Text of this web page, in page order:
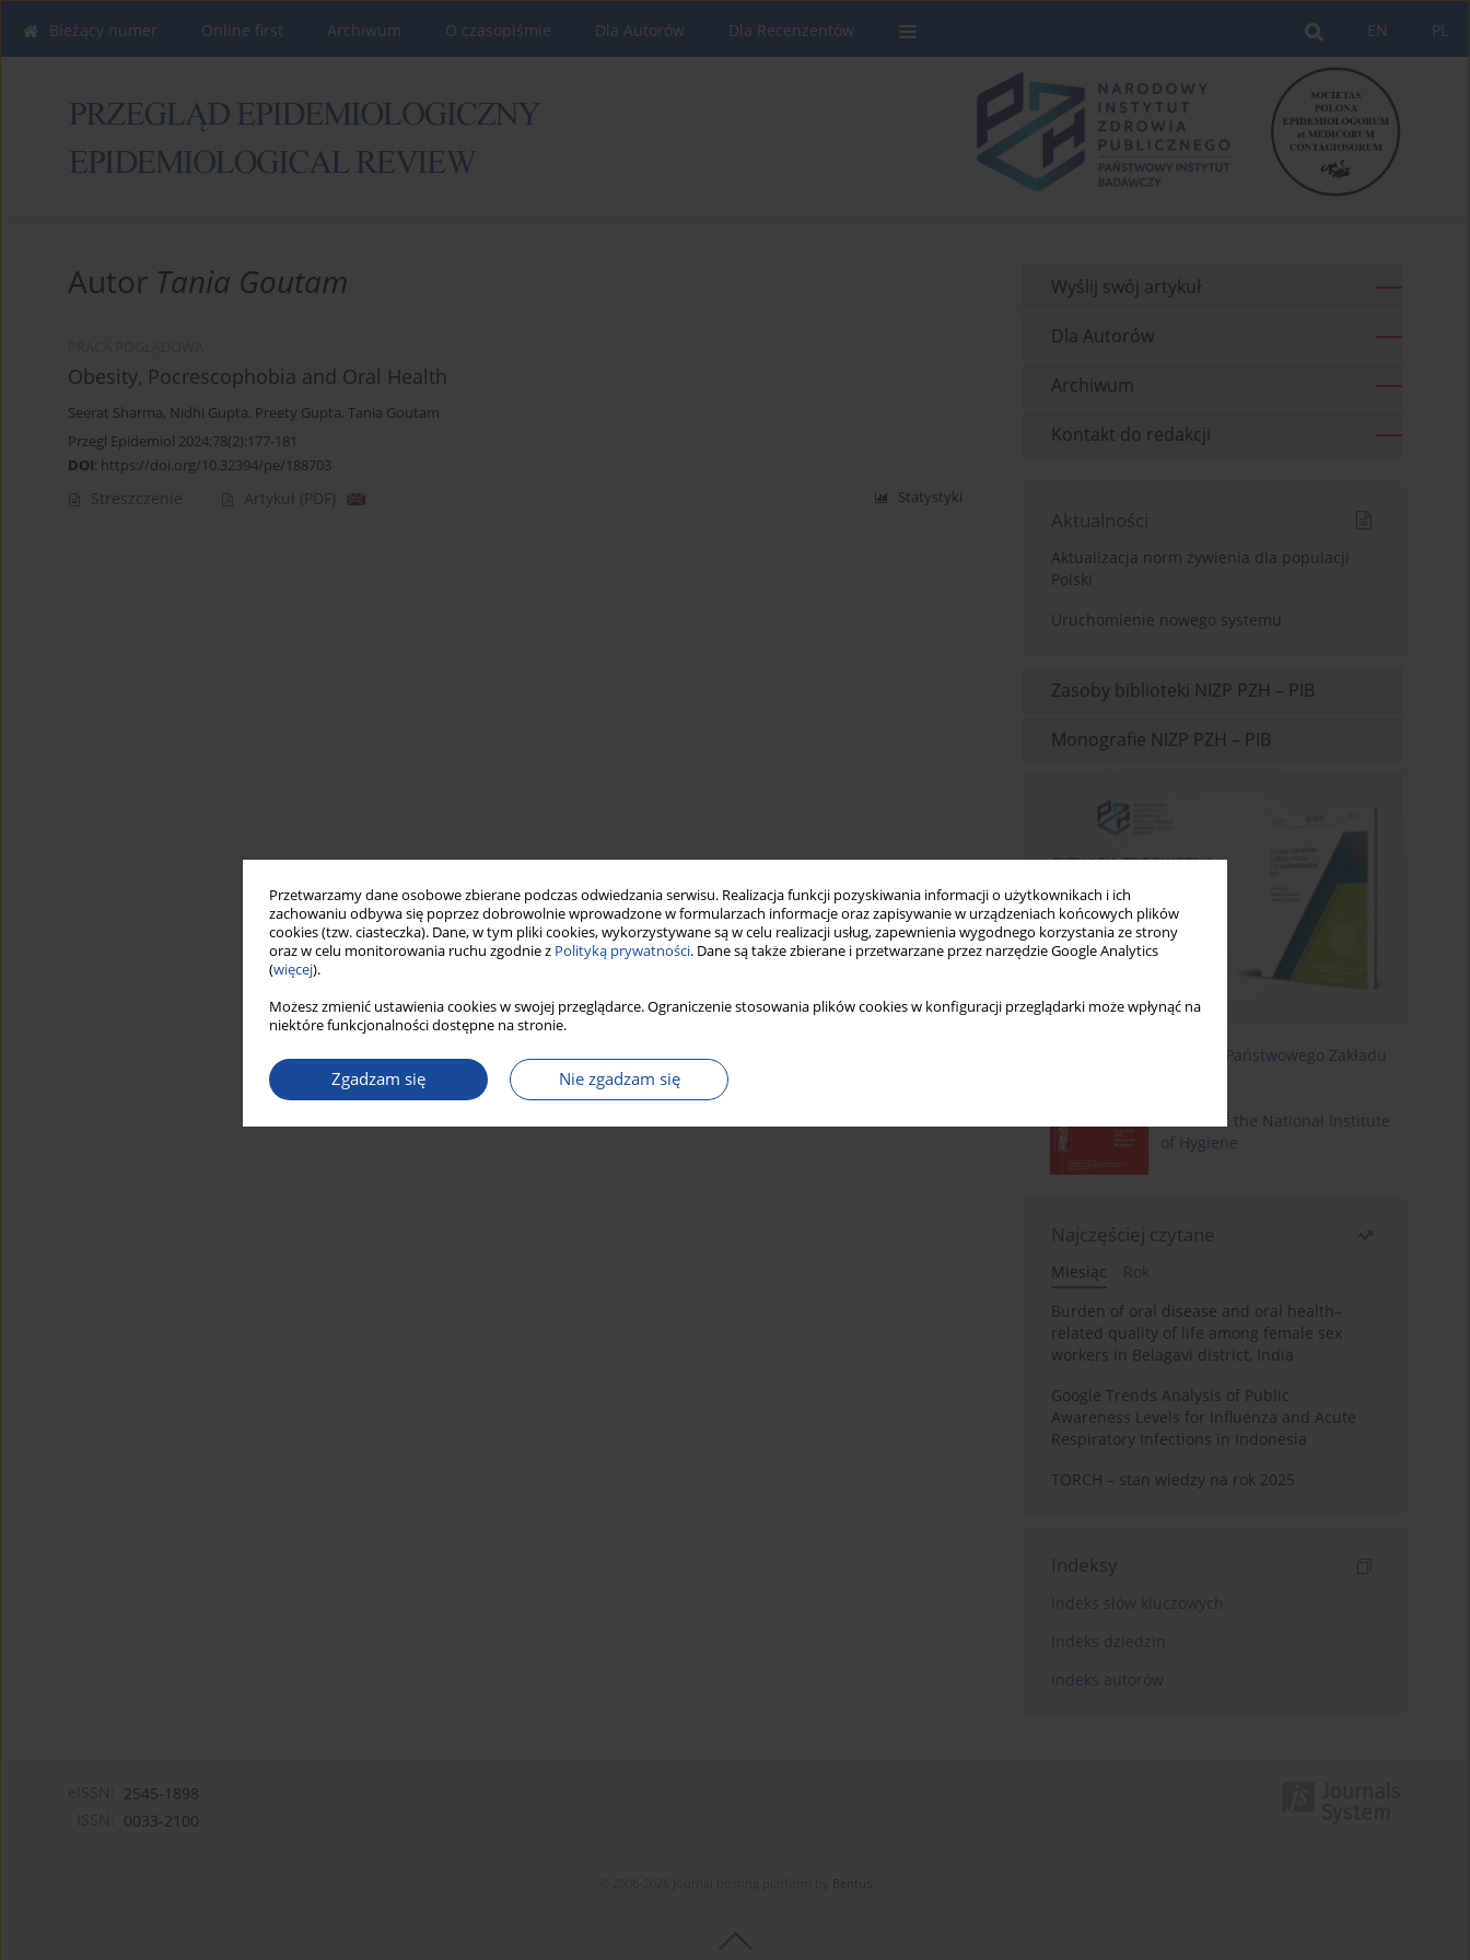
Przetwarzamy dane osobowe zbierane podczas odwiedzania serwisu. Realizacja funkcji pozyskiwania informacji o użytkownikach i ich
zachowaniu odbywa się poprzez dobrowolnie wprowadzone w formularzach informacje oraz zapisywanie w urządzeniach końcowych plików
cookies (tzw. ciasteczka). Dane, w tym pliki cookies, wykorzystywane są w celu realizacji usług, zapewnienia wygodnego korzystania ze strony
oraz w celu monitorowania ruchu zgodnie z Polityką prywatności. Dane są także zbierane i przetwarzane przez narzędzie Google Analytics
(więcej).
Możesz zmienić ustawienia cookies w swojej przeglądarce. Ograniczenie stosowania plików cookies w konfiguracji przeglądarki może wpłynąć na
niektóre funkcjonalności dostępne na stronie.
Zgadzam się Nie zgadzam się
PL
EN
Bieżący numer Online first Archiwum O czasopiśmie Dla Autorów Dla Recenzentów
Autor Tania Goutam
Obesity, Pocrescophobia and Oral Health
Seerat Sharma, Nidhi Gupta, Preety Gupta, Tania Goutam
Przegl Epidemiol 2024;78(2):177-181
DOI: https://doi.org/10.32394/pe/188703
Streszczenie Artykuł (PDF) Statystyki
Wyślij swój artykuł
Dla Autorów
Archiwum
Kontakt do redakcji
Aktualności
Aktualizacja norm żywienia dla populacji
Polski
Uruchomienie nowego systemu
Zasoby biblioteki NIZP PZH – PIB
Monografie NIZP PZH – PIB
Roczniki Państwowego Zakładu
Annals of the National Institute
of Hygiene
Najczęściej czytane
Miesiąc
Rok
Burden of oral disease and oral health–
related quality of life among female sex
workers in Belagavi district, India
Google Trends Analysis of Public
Awareness Levels for Influenza and Acute
Respiratory Infections in Indonesia
TORCH – stan wiedzy na rok 2025
Indeksy
Indeks słów kluczowych
Indeks dziedzin
Indeks autorów
2545-1898
0033-2100
Bentus